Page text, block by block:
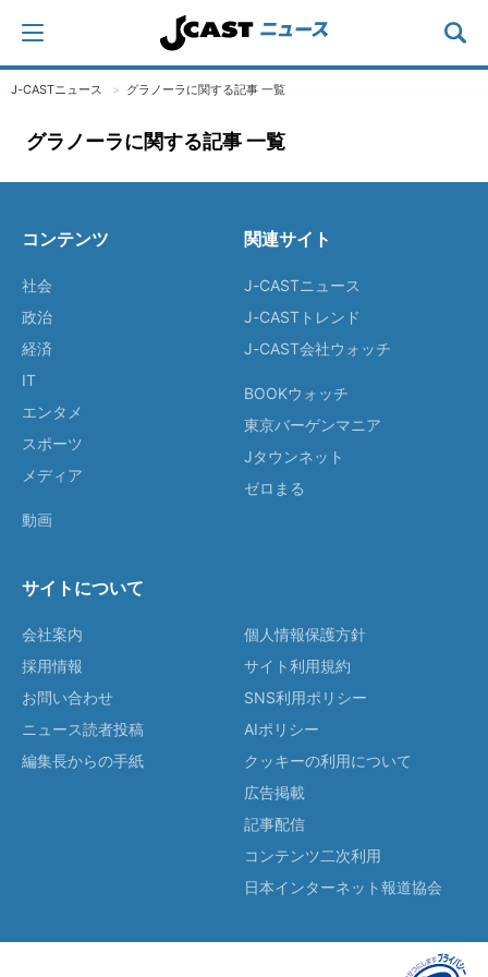
J-CASTニュース グラノーラに関する記事 一覧
グラノーラに関する記事 一覧
コンテンツ
社会
政治
経済
IT
エンタメ
スポーツ
メディア
動画
関連サイト
J-CASTニュース
J-CASTトレンド
J-CAST会社ウォッチ
BOOKウォッチ
東京バーゲンマニア
Jタウンネット
ゼロまる
サイトについて
会社案内
採用情報
お問い合わせ
ニュース読者投稿
編集長からの手紙
個人情報保護方針
サイト利用規約
SNS利用ポリシー
AIポリシー
クッキーの利用について
広告掲載
記事配信
コンテンツ二次利用
日本インターネット報道協会